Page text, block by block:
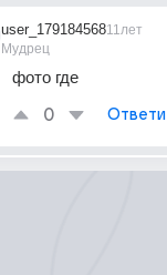
user_179184568
Мудрец
11лет
фото где
0